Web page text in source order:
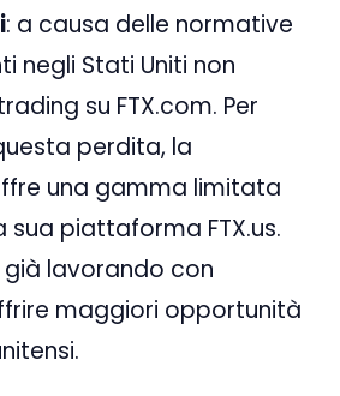
: a causa delle normative
negli Stati Uniti non
su FTX.com. Per
perdita, la
una gamma limitata
sua piattaforma FTX.us.
lavorando con
maggiori opportunità